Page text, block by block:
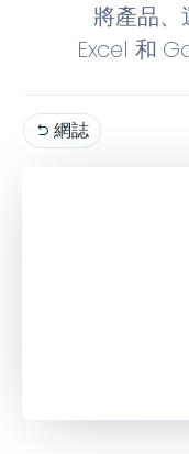
將產品、
Excel 和
 網誌